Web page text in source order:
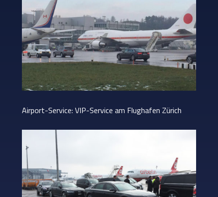
Airport-Service: VIP-Service am Flughafen Zürich